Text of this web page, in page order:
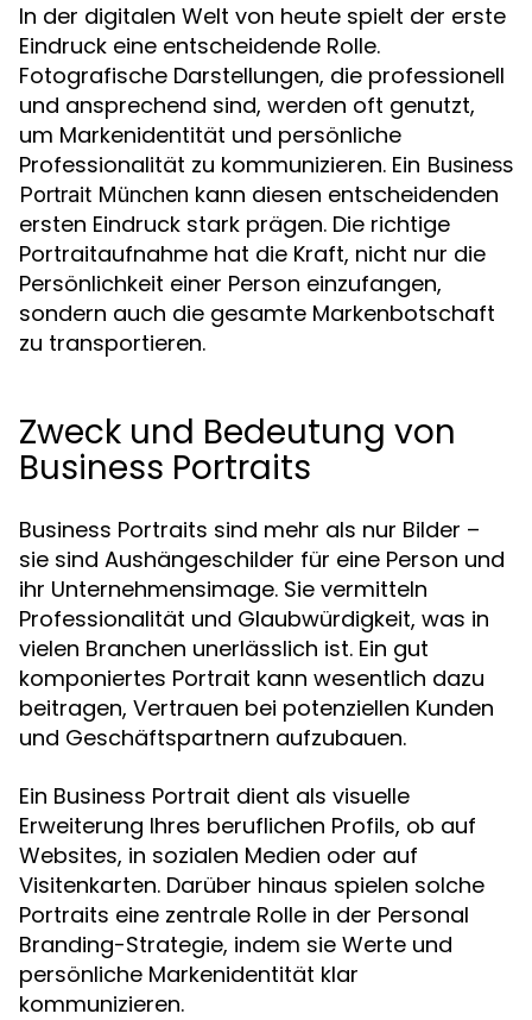
In der digitalen Welt von heute spielt der erste
Eindruck eine entscheidende Rolle.
Fotografische Darstellungen, die professionell
und ansprechend sind, werden oft genutzt,
um Markenidentität und persönliche
Professionalität zu kommunizieren. Ein Business
Portrait München kann diesen entscheidenden
ersten Eindruck stark prägen. Die richtige
Portraitaufnahme hat die Kraft, nicht nur die
Persönlichkeit einer Person einzufangen,
sondern auch die gesamte Markenbotschaft
zu transportieren.
Zweck und Bedeutung von
Business Portraits
Business Portraits sind mehr als nur Bilder –
sie sind Aushängeschilder für eine Person und
ihr Unternehmensimage. Sie vermitteln
Professionalität und Glaubwürdigkeit, was in
vielen Branchen unerlässlich ist. Ein gut
komponiertes Portrait kann wesentlich dazu
beitragen, Vertrauen bei potenziellen Kunden
und Geschäftspartnern aufzubauen.
Ein Business Portrait dient als visuelle
Erweiterung Ihres beruflichen Profils, ob auf
Websites, in sozialen Medien oder auf
Visitenkarten. Darüber hinaus spielen solche
Portraits eine zentrale Rolle in der Personal
Branding-Strategie, indem sie Werte und
persönliche Markenidentität klar
kommunizieren.